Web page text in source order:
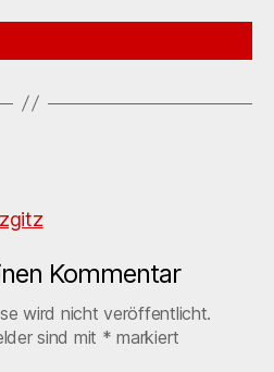
Kommentar
wird nicht veröffentlicht.
sind mit * markiert